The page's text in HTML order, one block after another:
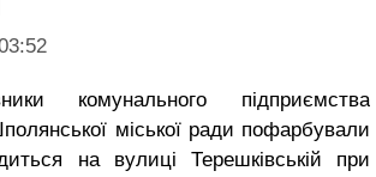
комунального підприємства
міської ради пофарбували
на вулиці Терешківській при